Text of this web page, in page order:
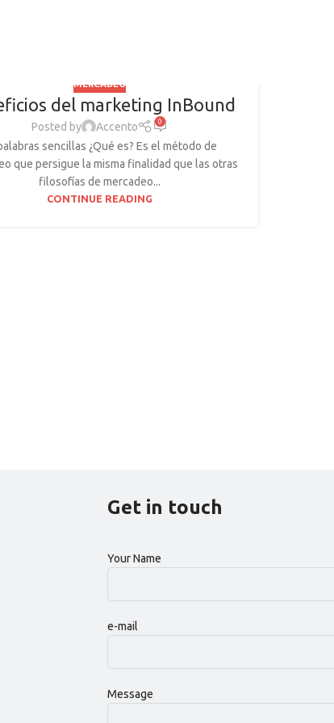
MERCADEO
del marketing InBound
Posted by Accento 0
sencillas ¿Qué es? Es el método de
que persigue la misma finalidad que las otras
filosofías de mercadeo...
CONTINUE READING
Get in touch
Your Name
e-mail
Message